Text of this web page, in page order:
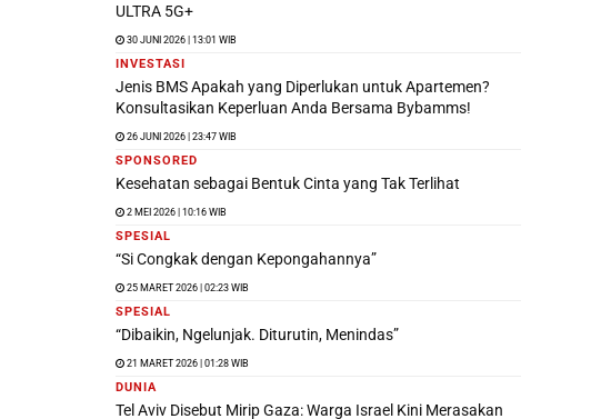
ULTRA 5G+
30 JUNI 2026 | 13:01 WIB
INVESTASI
Jenis BMS Apakah yang Diperlukan untuk Apartemen?
Konsultasikan Keperluan Anda Bersama Bybamms!
26 JUNI 2026 | 23:47 WIB
SPONSORED
Kesehatan sebagai Bentuk Cinta yang Tak Terlihat
2 MEI 2026 | 10:16 WIB
SPESIAL
“Si Congkak dengan Kepongahannya”
25 MARET 2026 | 02:23 WIB
SPESIAL
“Dibaikin, Ngelunjak. Diturutin, Menindas”
21 MARET 2026 | 01:28 WIB
DUNIA
Tel Aviv Disebut Mirip Gaza: Warga Israel Kini Merasakan